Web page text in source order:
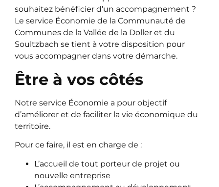
souhaitez bénéficier d’un accompagnement ?
Le service Économie de la Communauté de
Communes de la Vallée de la Doller et du
Soultzbach se tient à votre disposition pour
vous accompagner dans votre démarche.
Être à vos côtés
Notre service Économie a pour objectif
d’améliorer et de faciliter la vie économique du
territoire.
Pour ce faire, il est en charge de :
L’accueil de tout porteur de projet ou
nouvelle entreprise